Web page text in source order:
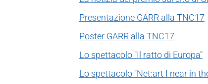
Presentazione GARR alla TNC17
Poster GARR alla TNC17
Lo spettacolo "Il ratto di Europa"
Lo spettacolo "Net:art I near in